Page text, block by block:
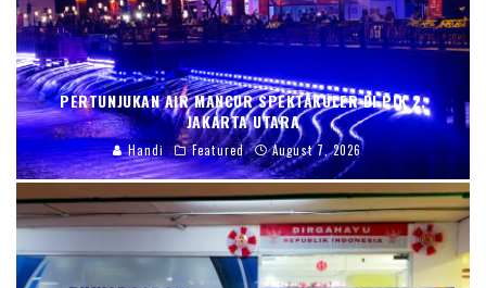
PERTUNJUKAN AIR MANCUR SPEKTAKULER DI PIK 2,
JAKARTA UTARA
Handi Featured August 7, 2026